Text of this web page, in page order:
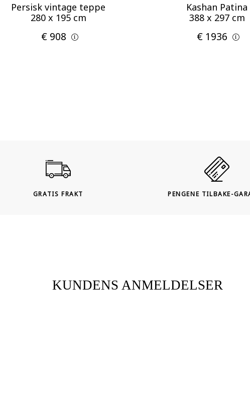
Persisk vintage teppe
280 x 195 cm
€ 908
Kashan Patina
388 x 297 cm
€ 1936
GRATIS FRAKT PENGENE TILBAKE-
KUNDENS ANMELDELSER